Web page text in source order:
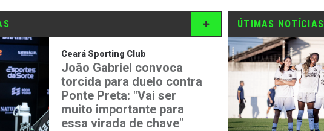
Ceará Sporting Club
João Gabriel convoca
torcida para duelo contra
Ponte Preta: "Vai ser
muito importante para
essa virada de chave"
ÚTIMAS NOTÍCIAS